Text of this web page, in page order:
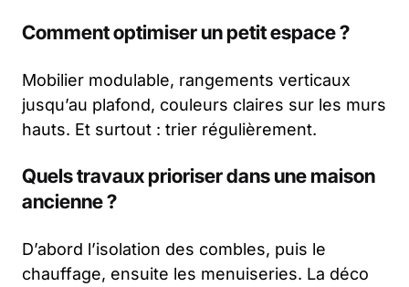
Comment optimiser un petit espace ?
Mobilier modulable, rangements verticaux
jusqu’au plafond, couleurs claires sur les murs
hauts. Et surtout : trier régulièrement.
Quels travaux prioriser dans une maison
ancienne ?
D’abord l’isolation des combles, puis le
chauffage, ensuite les menuiseries. La déco